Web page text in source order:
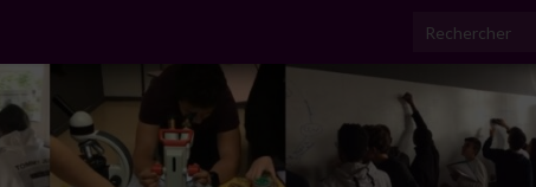
Search for: